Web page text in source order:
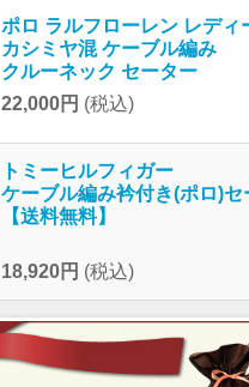
ポロ ラルフローレン レディ
カシミヤ混 ケーブル編み
クルーネック セーター
22,000円 (税込)
トミーヒルフィガー
ケーブル編み衿付き(ポロ)セ
【送料無料】
18,920円 (税込)